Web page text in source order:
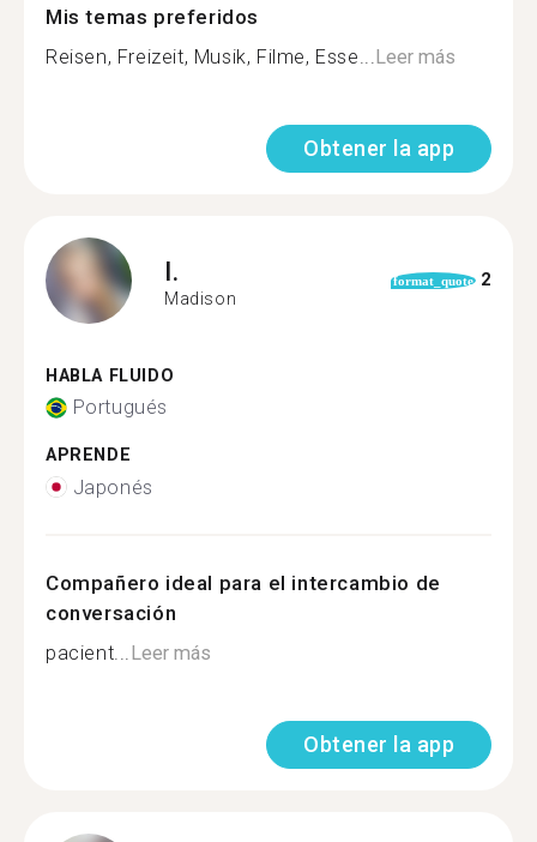
Mis temas preferidos
Reisen, Freizeit, Musik, Filme, Esse... Leer más
Obtener la app
I.
Madison
format_quote 2
HABLA FLUIDO
Portugués
APRENDE
Japonés
Compañero ideal para el intercambio de
conversación
pacient... Leer más
Obtener la app